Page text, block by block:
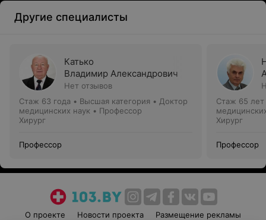
Другие специалисты
Катько
Владимир Александрович
Нет отзывов
Стаж 63 года • Высшая категория • Доктор
медицинских наук • Профессор
Хирург
Профессор
Стаж 65 лет
Хирург
Профессор
О проекте Новости проекта
Размещение рекламы